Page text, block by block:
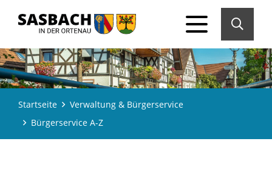
Startseite
Verwaltung & Bürgerservice
Bürgerservice A-Z